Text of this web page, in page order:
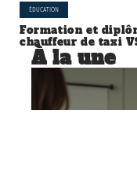
ÉDUCATION
Formation et
chauffeur de taxi
À la une